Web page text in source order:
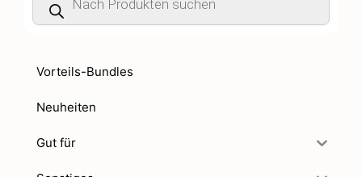
Vorteils-Bundles
Neuheiten
Gut für